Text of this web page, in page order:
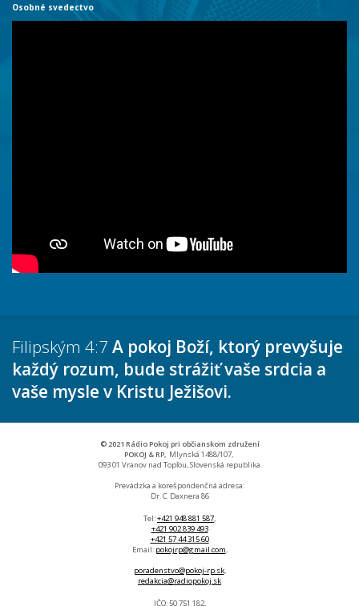
Osobné svedectvo
Filipským 4:7 A pokoj Boží, ktorý prevyšuje
každý rozum, bude strážiť vaše srdcia a
vaše mysle v Kristu Ježišovi.
© 2021 Rádio Pokoj pri občianskom združení
POKOJ & RP, Mlynská 1488/107,
093 01 Vranov nad Topľou, Slovenská republika
Prevádzka a korešpondenčná adresa:
Dr. C. Daxnera 86
Tel:+421 948 881 587,
+421 902 839 493
+421 57 44 315 60
Email: pokojrp@gmail.com,
poradenstvo@pokoj-rp.sk,
redakcia@radiopokoj.sk
IČO: 50 751 182,